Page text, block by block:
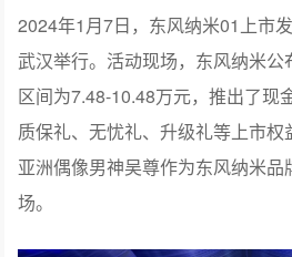
2024年1月7日，东风纳米01上市
武汉举行。活动现场，东风纳米
区间为7.48-10.48万元，推出了现
质保礼、无忧礼、升级礼等上市权
亚洲偶像男神吴尊作为东风纳米
场。